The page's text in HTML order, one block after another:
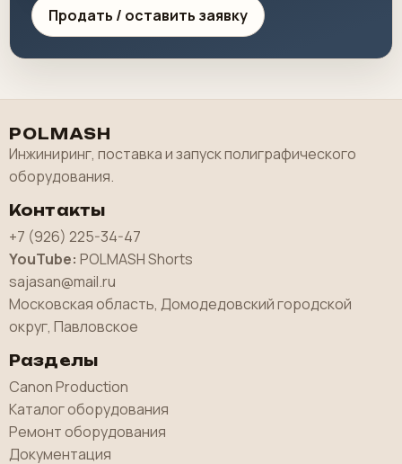
Продать / оставить заявку
POLMASH
Инжиниринг, поставка и запуск полиграфического
оборудования.
Контакты
+7 (926) 225-34-47
YouTube: POLMASH Shorts
sajasan@mail.ru
Московская область, Домодедовский городской
округ, Павловское
Разделы
Canon Production
Каталог оборудования
Ремонт оборудования
Документация